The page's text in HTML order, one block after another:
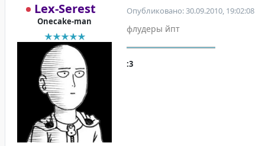
Lex-Serest
Onecake-man
Опубликовано: 30.09.2010, 19:02:08
флудеры йпт
:3